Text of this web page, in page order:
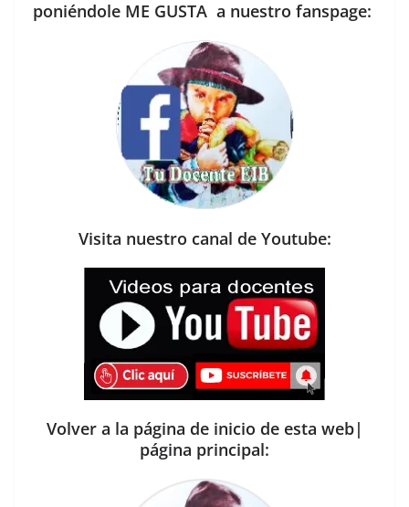
poniéndole ME GUSTA a nuestro fanspage:
Visita nuestro canal de Youtube:
Volver a la página de inicio de esta web|
página principal: